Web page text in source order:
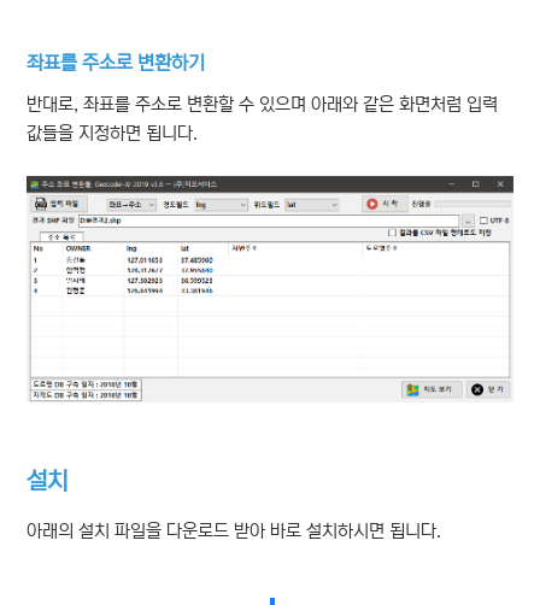
좌표를 주소로 변환하기
반대로, 좌표를 주소로 변환할 수 있으며 아래와 같은 화면처럼 입력
값들을 지정하면 됩니다.
설치
아래의 설치 파일을 다운로드 받아 바로 설치하시면 됩니다.